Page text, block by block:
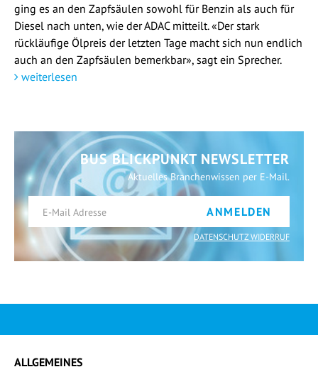
ging es an den Zapfsäulen sowohl für Benzin als auch für
Diesel nach unten, wie der ADAC mitteilt. «Der stark
rückläufige Ölpreis der letzten Tage macht sich nun endlich
auch an den Zapfsäulen bemerkbar», sagt ein Sprecher.
weiterlesen
BUS BLICKPUNKT NEWSLETTER
Aktuelles Branchenwissen per E-Mail.
ANMELDEN
DATENSCHUTZ WIDERRUF
ALLGEMEINES